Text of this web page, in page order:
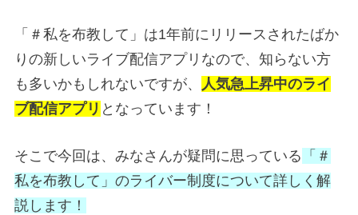
「＃私を布教して」は1年前にリリースされたばか
りの新しいライブ配信アプリなので、知らない方
も多いかもしれないですが、
人気急上昇中のライ
ブ配信アプリ となっています！
そこで今回は、みなさんが疑問に思っている 「＃
私を布教して」のライバー制度について詳しく解
説します！